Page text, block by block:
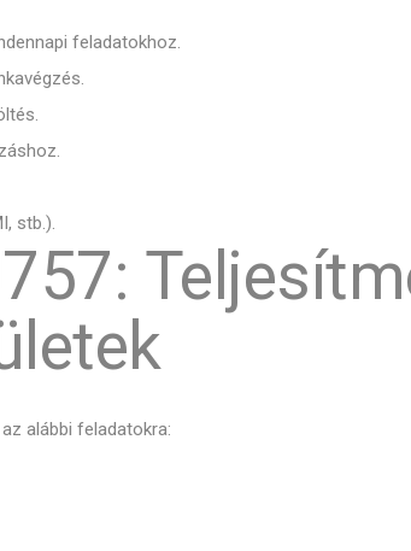
feladatokhoz.
stb.).
alábbi feladatokra: